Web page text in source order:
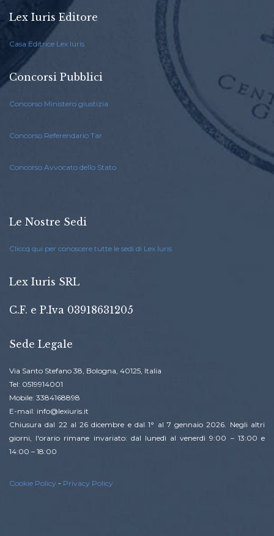
Lex Iuris Editore
Casa Editrice Lex Iuris
Concorsi Pubblici
Concorso Ministero giustizia
Concorso Referendario Tar
Concorso Avvocato dello Stato
Le Nostre Sedi
Cliccq qui per conoscere tutte le sedi di Lex Iuris
Lex Iuris SRL
C.F. e P.Iva 03918631205
Sede Legale
Via Santo Stefano 38, Bologna, 40125, Italia
Tel: 0519914001
Mobile: 3384168898
E-mail: info@lexiuris.it
Chiusura dal 22 al 26 dicembre e dal 1° al 7 gennaio 2026. Negli altri
giorni, l'orario rimane invariato: dal lunedì al venerdì 9:00 – 13:00 e
14:00 – 18:00
Cookie Policy - Privacy Policy